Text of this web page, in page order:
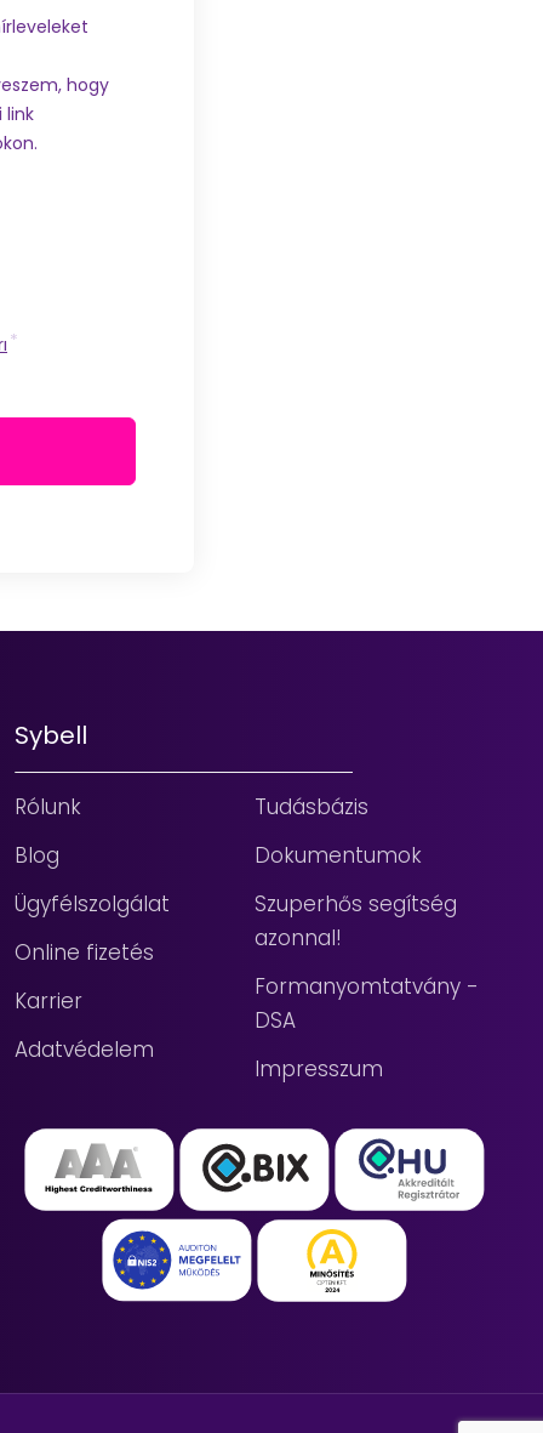
hogy
link
Sybell
Rólunk
Blog
Ügyfélszolgálat
Online fizetés
Karrier
Adatvédelem
Tudásbázis
Dokumentumok
Szuperhős segítség
azonnal!
Formanyomtatvány -
DSA
Impresszum